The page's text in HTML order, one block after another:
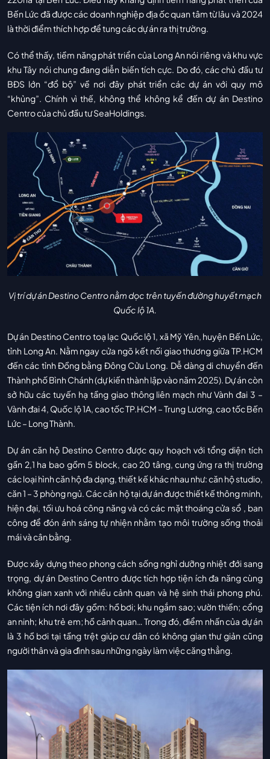
Bến Lức đã được các doanh nghiệp địa ốc quan tâm từ lâu và 2024
là thời điểm thích hợp để tung các dự án ra thị trường.
Có thể thấy, tiềm năng phát triển của Long An nói riêng và khu vực
khu Tây nói chung đang diễn biến tích cực. Do đó, các chủ đầu tư
BĐS lớn “đổ bộ” về nơi đây phát triển các dự án với quy mô
“khủng”. Chính vì thế, không thể không kể đến dự án Destino
Centro của chủ đầu tư SeaHoldings.
Vị trí dự án Destino Centro nằm dọc trên tuyến đường huyết mạch
Quốc lộ 1A.
Dự án Destino Centro toạ lạc Quốc lộ 1, xã Mỹ Yên, huyện Bến Lức,
tỉnh Long An. Nằm ngay cửa ngõ kết nối giao thương giữa TP.HCM
đến các tỉnh Đồng bằng Đông Cửu Long. Dễ dàng di chuyển đến
Thành phố Bình Chánh (dự kiến thành lập vào năm 2025). Dự án còn
sở hữu các tuyến hạ tầng giao thông liên mạch như Vành đai 3 –
Vành đai 4, Quốc lộ 1A, cao tốc TP.HCM – Trung Lương, cao tốc Bến
Lức – Long Thành.
Dự án căn hộ Destino Centro được quy hoạch với tổng diện tích
gần 2,1 ha bao gồm 5 block, cao 20 tâng, cung ứng ra thị trường
các loại hình căn hộ đa dạng, thiết kế khác nhau như: căn hộ studio,
căn 1 – 3 phòng ngủ. Các căn hộ tại dự án được thiết kế thông minh,
hiện đại, tối ưu hoá công năng và có các mặt thoáng cửa sổ , ban
công để đón ánh sáng tự nhiện nhằm tạo môi trường sống thoải
mái và cân bằng.
Được xây dựng theo phong cách sống nghỉ dưỡng nhiệt đới sang
trọng, dự án Destino Centro được tích hợp tiện ích đa năng cùng
không gian xanh với nhiều cảnh quan và hệ sinh thái phong phú.
Các tiện ích nơi đây gồm: hồ bơi; khu ngắm sao; vườn thiền; cổng
an ninh; khu trẻ em; hồ cảnh quan… Trong đó, điểm nhấn của dự án
là 3 hồ bơi tại tầng trệt giúp cư dân có không gian thư giản cũng
người thân và gia đình sau những ngày làm việc căng thẳng.